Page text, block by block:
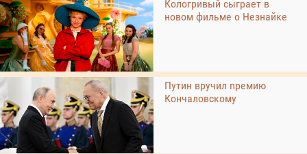
Кологривый сыграет в
новом фильме о Незнайке
Путин вручил премию
Кончаловскому